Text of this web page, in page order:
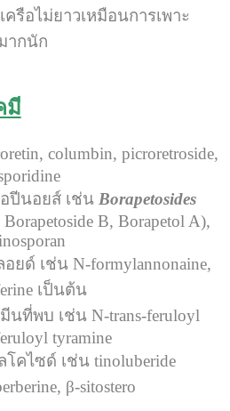
รือไม่ยาวเหมือนการเพาะ
ากนัก
มี
columbin, picroretroside,
ปีนอยส์ เช่น Borapetosides
B, Borapetol A),
ยด์ เช่น N-formylannonaine,
เป็นต้น
นที่พบ เช่น N-trans-feruloyl
tyramine
คไซด์ เช่น tinoluberide
β-sitostero